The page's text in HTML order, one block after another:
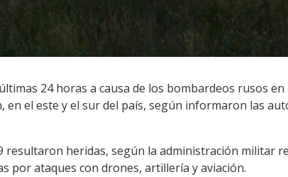
24 horas a causa de los bombardeos rusos
en el este y el sur del país, según informaron las
heridas, según la administración militar
por ataques con drones, artillería y aviación.